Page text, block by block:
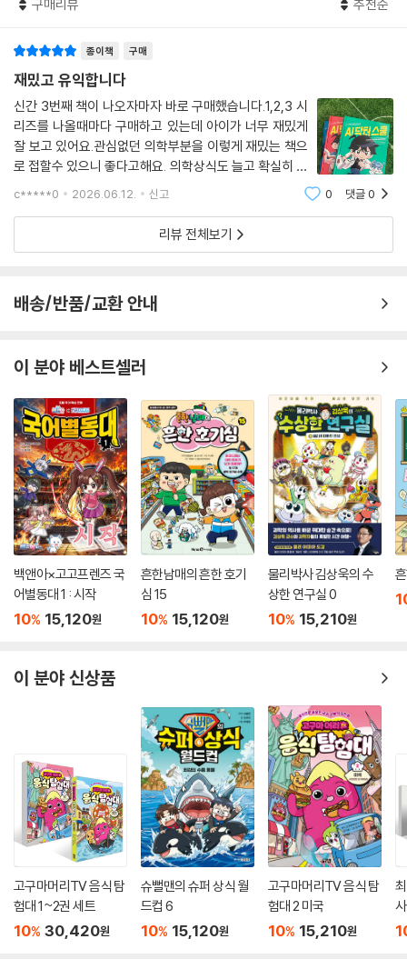
구매리뷰 추천순
종이책 구매
재밌고 유익합니다
신간 3번째 책이 나오자마자 바로 구매했습니다.1,2,3 시
리즈를 나올때마다 구매하고 있는데 아이가 너무 재밌게
잘 보고 있어요.관심없던 의학부분을 이렇게 재밌는 책으
로 접할수 있으니 좋다고해요. 의학상식도 늘고 확실히 유
익한 책이에요
c*****0 2026.06.12. 신고 0 댓글0
리뷰 전체보기
배송/반품/교환 안내
이 분야 베스트셀러
백앤아×고고프렌즈 국
어별동대 1 : 시작
10% 15,120원
흔한남매의 흔한 호기
심 15
10% 15,120원
물리박사 김상욱의 수
상한 연구실 0
10% 15,210원
이 분야 신상품
고구마머리TV 음식 탐
험대 1~2권 세트
10% 30,420원
슈뻘맨의 슈퍼 상식 월
드컵 6
10% 15,120원
고구마머리TV 음식 탐
험대 2 미국
10% 15,210원